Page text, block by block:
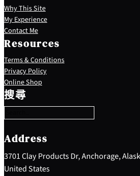
Why This Site
My Experience
Contact Me
Resources
Terms & Conditions
Privacy Policy
Online Shop
搜尋
S
e
a
c
h
Address
3701 Clay Products Dr, Anchorage,
United States